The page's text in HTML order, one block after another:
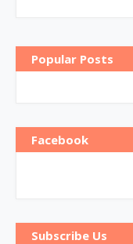
Popular Posts
Facebook
Subscribe Us